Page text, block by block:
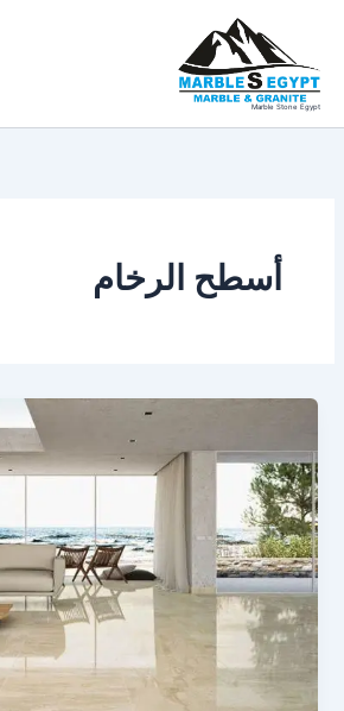
المحتوى
Marble Stone Egypt
أسطح الرخام